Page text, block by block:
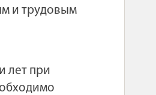
и трудовым
лет при